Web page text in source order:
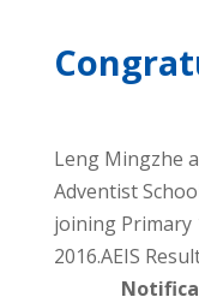
Leng Mingzhe
Adventist
joining Primary
2016.AEIS